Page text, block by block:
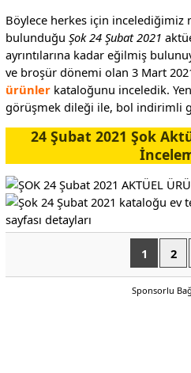
Böylece herkes için incelediğimiz
bulunduğu Şok 24 Şubat 2021
ayrıntılarına kadar eğilmiş
ve broşür dönemi olan 3 Mart
ürünlerkataloğunu inceledik.
görüşmek dileği ile, bol indirimli
24 Şubat 2021 Şok
1 2
Sponsorlu